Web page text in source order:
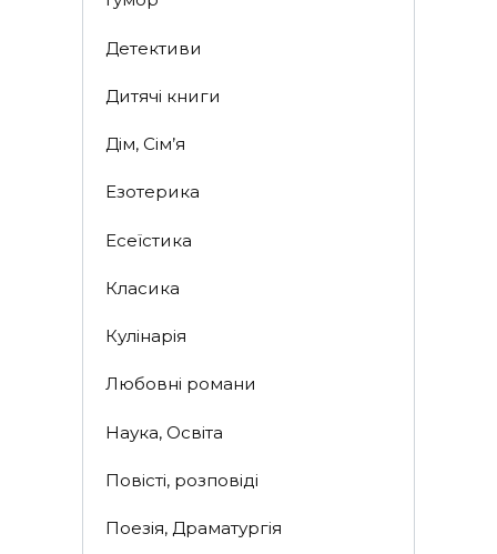
Детективи
Дитячі книги
Дім, Сім’я
Езотерика
Есеїстика
Класика
Кулінарія
Любовні романи
Наука, Освіта
Повісті, розповіді
Поезія, Драматургія